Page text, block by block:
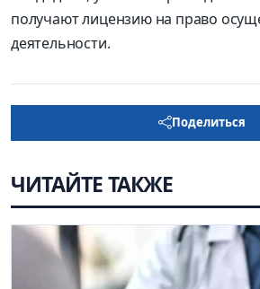
получают лицензию на право
деятельности.
Поделиться
ЧИТАЙТЕ ТАКЖЕ